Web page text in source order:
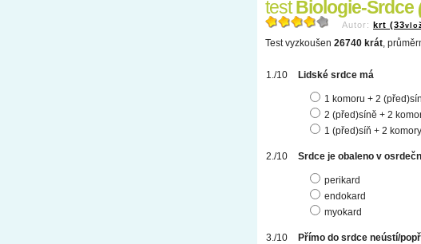
testBiologie-Srdce
Autor: krt (33
Test vyzkoušen 26740 krát,
Lidské srdce má
1 komoru + 2
2 (před)síně + 2
1 (před)síň + 2 komory
Srdce je obaleno v
perikard
endokard
myokard
Přímo do srdce neústí/